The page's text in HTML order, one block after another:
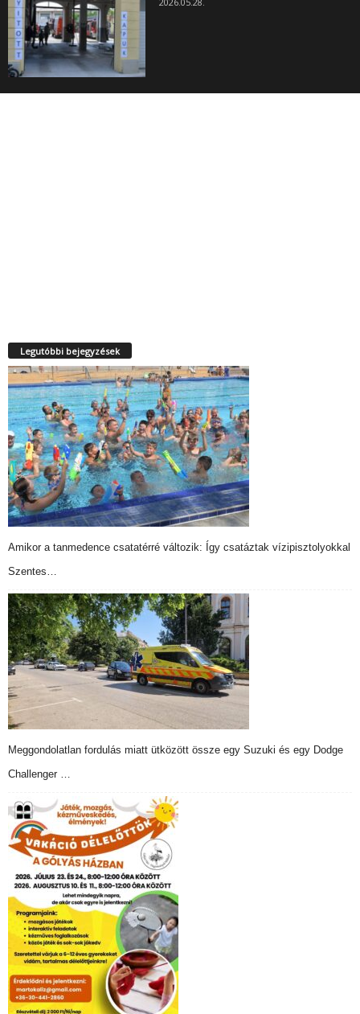
Legutóbbi bejegyzések
Amikor a tanmedence csatatérré változik: Így csatáztak vízipisztolyokkal
Szentes…
Meggondolatlan fordulás miatt ütközött össze egy Suzuki és egy Dodge
Challenger …